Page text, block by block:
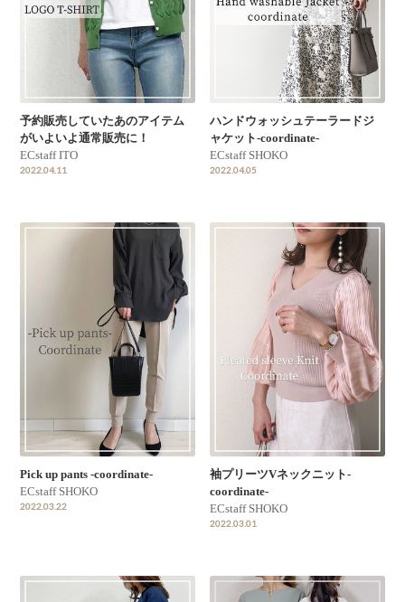
予約販売していたあのアイテム
がいよいよ通常販売に！
ECstaff ITO
2022.04.11
ハンドウォッシュテーラードジ
ャケット-coordinate-
ECstaff SHOKO
2022.04.05
Pick up pants -coordinate-
ECstaff SHOKO
2022.03.22
袖プリーツVネックニット-
coordinate-
ECstaff SHOKO
2022.03.01